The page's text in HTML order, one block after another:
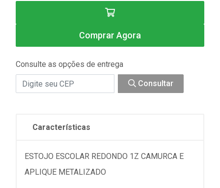
Comprar Agora
Consulte as opções de entrega
Consultar
Características
ESTOJO ESCOLAR REDONDO 1Z CAMURCA E
APLIQUE METALIZADO